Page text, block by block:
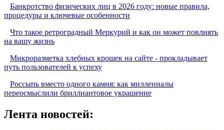
Банкротство физических лиц в 2026 году: новые правила,
процедуры и ключевые особенности
Что такое ретроградный Меркурий и как он может повлиять
на вашу жизнь
Микроразметка хлебных крошек на сайте - прокладывает
путь пользователей к успеху
Россыпь вместо одного камня: как миллениалы
переосмыслили бриллиантовое украшение
Лента новостей: